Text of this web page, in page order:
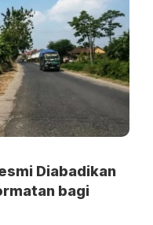
Diabadikan
bagi